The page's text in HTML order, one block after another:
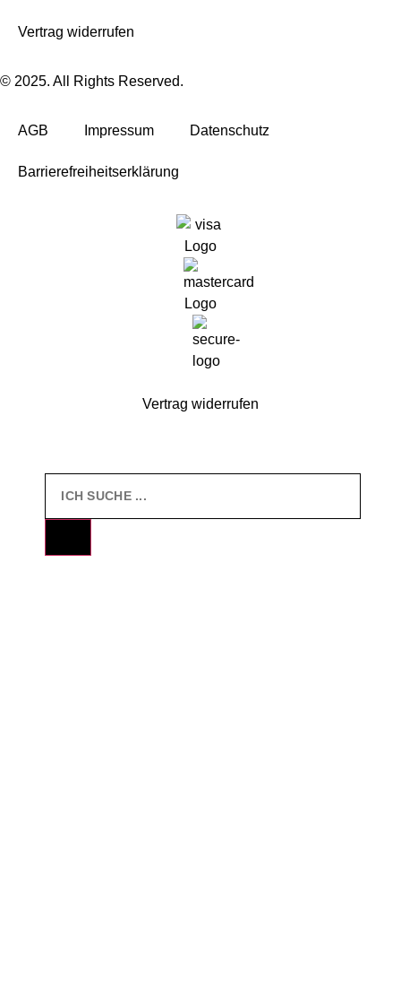
Vertrag widerrufen
© 2025. All Rights Reserved.
AGB Impressum Datenschutz
Barrierefreiheitserklärung
Vertrag widerrufen